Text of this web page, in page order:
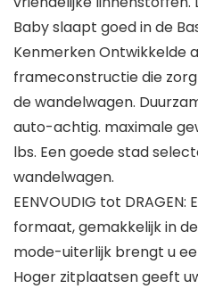
Baby slaapt goed in de
Kenmerken Ontwikkelde
frameconstructie die
de wandelwagen.
auto-achtig. maximale
lbs. Een goede stad
wandelwagen.
EENVOUDIG tot
formaat, gemakkelijk in
mode-uiterlijk brengt u
Hoger zitplaatsen geeft